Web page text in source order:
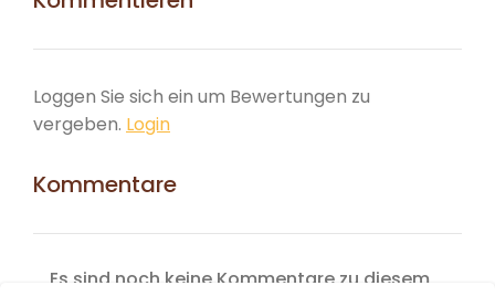
Loggen Sie sich ein um Bewertungen zu
vergeben. Login
Kommentare
Es sind noch keine Kommentare zu diesem